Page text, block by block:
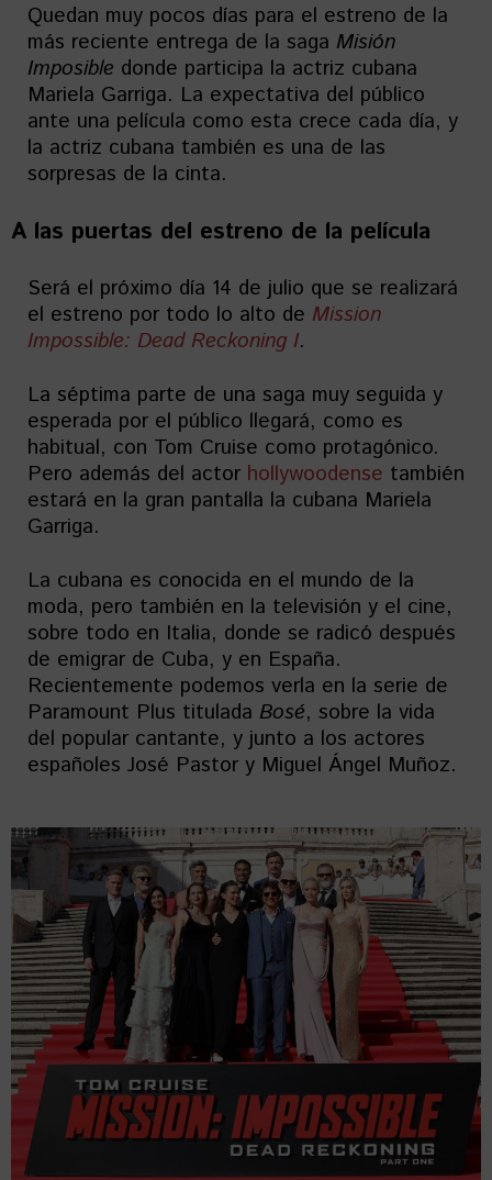
Quedan muy pocos días para el estreno de la
más reciente entrega de la saga Misión
Imposible donde participa la actriz cubana
Mariela Garriga. La expectativa del público
ante una película como esta crece cada día, y
la actriz cubana también es una de las
sorpresas de la cinta.
A las puertas del estreno de la película
Será el próximo día 14 de julio que se realizará
el estreno por todo lo alto de Mission
Impossible: Dead Reckoning I.
La séptima parte de una saga muy seguida y
esperada por el público llegará, como es
habitual, con Tom Cruise como protagónico.
Pero además del actor hollywoodense también
estará en la gran pantalla la cubana Mariela
Garriga.
La cubana es conocida en el mundo de la
moda, pero también en la televisión y el cine,
sobre todo en Italia, donde se radicó después
de emigrar de Cuba, y en España.
Recientemente podemos verla en la serie de
Paramount Plus titulada Bosé, sobre la vida
del popular cantante, y junto a los actores
españoles José Pastor y Miguel Ángel Muñoz.